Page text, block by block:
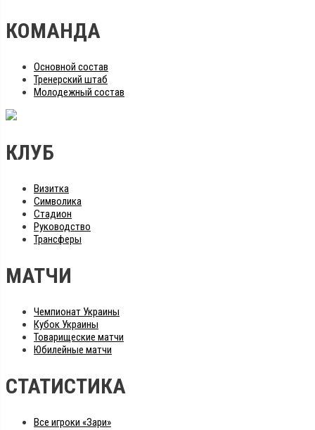
КОМАНДА
Основной состав
Тренерский штаб
Молодежный состав
КЛУБ
Визитка
Символика
Стадион
Руководство
Трансферы
МАТЧИ
Чемпионат Украины
Кубок Украины
Товарищеские матчи
Юбилейные матчи
СТАТИСТИКА
Все игроки «Зари»